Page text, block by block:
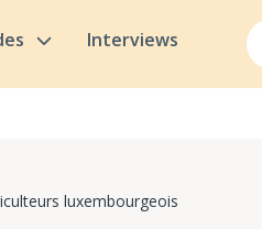
Interviews
luxembourgeois